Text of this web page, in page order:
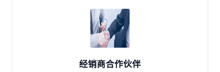
经销商合作伙伴